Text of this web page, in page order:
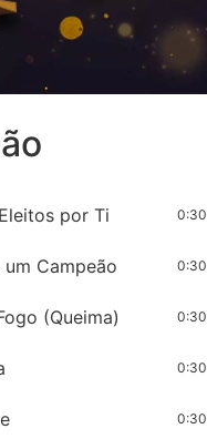
por Ti 0:30
Campeão 0:30
(Queima) 0:30
0:30
0:30